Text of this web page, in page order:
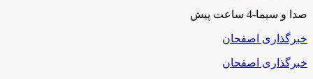
صدا و سیما-4 ساعت پیش
خبرگذاری اصفحان
خبرگذاری اصفحان